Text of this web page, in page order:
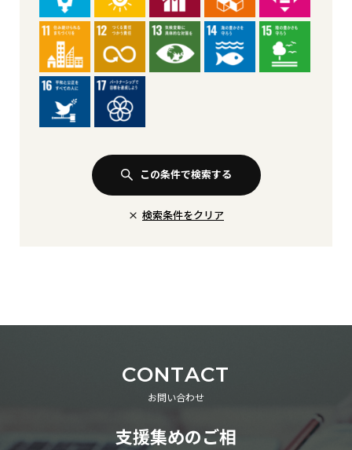
この条件で検索する
検索条件をクリア
CONTACT
お問い合わせ
支援集めのご相